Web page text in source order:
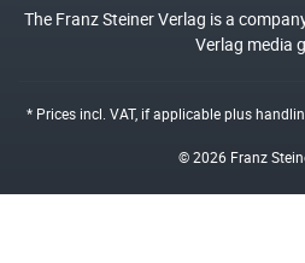
The Franz Steiner Verlag is a
Verlag media
* Prices incl. VAT, if applicable plus
© 2026 Franz